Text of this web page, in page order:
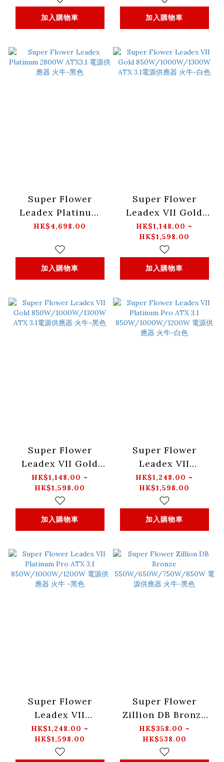
加入購物車 加入購物車
Super Flower
Leadex Platinum
2800W ATX3.1 電源
HK$4,698.00
加入購物車
Super Flower
Leadex VII Gold
850W/1000W/1300W
ATX 3.1電源供應器 火
牛-白色
HK$1,148.00 ~
HK$1,598.00
加入購物車
Super Flower
Leadex VII Gold
850W/1000W/1300W
ATX 3.1電源供應器 火
牛-黑色
HK$1,148.00 ~
HK$1,598.00
加入購物車
Super Flower
Leadex VII
Platinum Pro ATX
3.1
850W/1000W/1200W
電源供應器 火牛-白色
HK$1,248.00 ~
HK$1,598.00
加入購物車
Super Flower
Leadex VII
Platinum Pro ATX
3.1
850W/1000W/1200W
HK$1,248.00 ~
HK$1,598.00
Super Flower
Zillion DB Bronze
550W/650W/750W/
電源供應器 火牛-黑色
HK$358.00 ~
HK$538.00